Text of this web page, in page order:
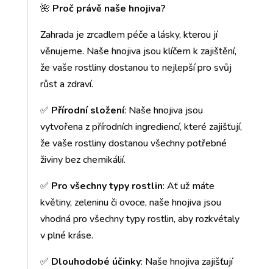
🌺 Proč právě naše hnojiva?
Zahrada je zrcadlem péče a lásky, kterou jí
věnujeme. Naše hnojiva jsou klíčem k zajištění,
že vaše rostliny dostanou to nejlepší pro svůj
růst a zdraví.
✅ Přírodní složení: Naše hnojiva jsou
vytvořena z přírodních ingrediencí, které zajišťují,
že vaše rostliny dostanou všechny potřebné
živiny bez chemikálií.
✅ Pro všechny typy rostlin: Ať už máte
květiny, zeleninu či ovoce, naše hnojiva jsou
vhodná pro všechny typy rostlin, aby rozkvétaly
v plné kráse.
✅ Dlouhodobé účinky: Naše hnojiva zajišťují